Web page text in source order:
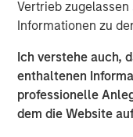
Vertrieb
Informationen zu
Ich verstehe auch,
enthaltenen
professionelle
dem die Website
closed earlier this
garden-style
expected to close in
Advisors
financing for the